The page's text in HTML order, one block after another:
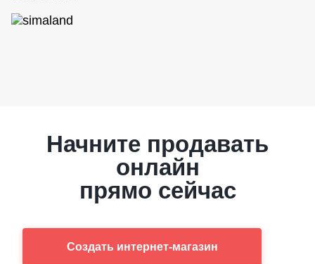
Начните продавать
онлайн
прямо сейчас
Создать интернет-магазин